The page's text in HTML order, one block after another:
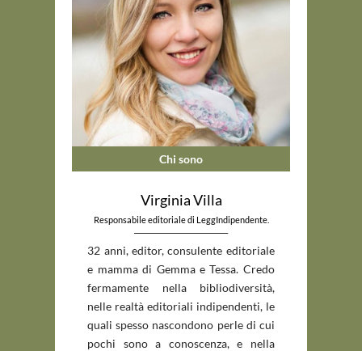
Chi sono
Virginia Villa
Responsabile editoriale di LeggIndipendente.
_____________________________
32 anni, editor, consulente editoriale
e mamma di Gemma e Tessa. Credo
fermamente nella bibliodiversità,
nelle realtà editoriali indipendenti, le
quali spesso nascondono perle di cui
pochi sono a conoscenza, e nella